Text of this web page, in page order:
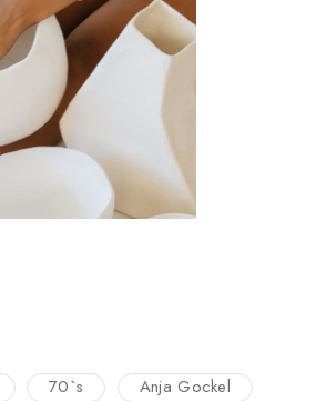
70`s
Anja Gockel